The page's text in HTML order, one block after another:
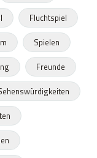
Fluchtspiel
Spielen
Freunde